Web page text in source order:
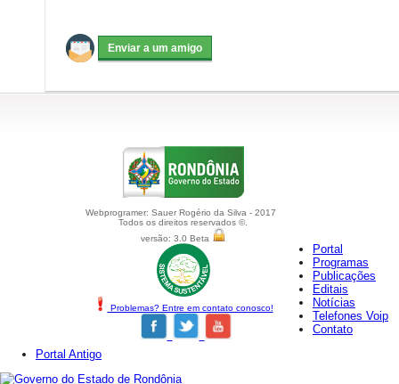
Webprogramer: Sauer Rogério da Silva - 2017
Todos os direitos reservados ©.
versão: 3.0 Beta
Problemas? Entre em contato conosco!
Portal
Programas
Publicações
Editais
Notícias
Telefones Voip
Contato
Portal Antigo